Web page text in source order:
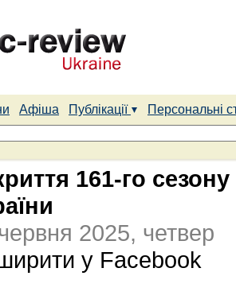
Афіша Публікації
Персональні
161-го
2025, четвер
у Facebook